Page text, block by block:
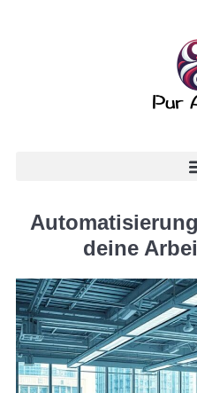
deine